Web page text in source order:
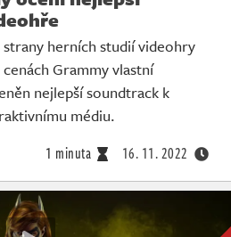
herních studií videohry
Grammy vlastní
nejlepší soundtrack k
médiu.
1 minuta 16. 11. 2022